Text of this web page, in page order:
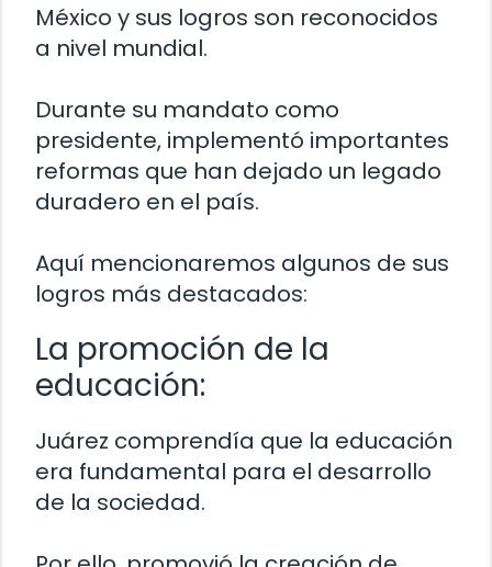
México y sus logros son reconocidos
a nivel mundial.
Durante su mandato como
presidente, implementó importantes
reformas que han dejado un legado
duradero en el país.
Aquí mencionaremos algunos de sus
logros más destacados:
La promoción de la
educación:
Juárez comprendía que la educación
era fundamental para el desarrollo
de la sociedad.